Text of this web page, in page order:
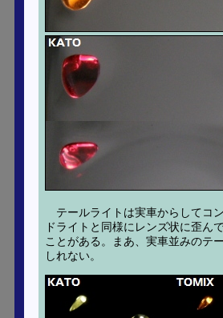
テールライトは実車からしてコ
ドライトと同様にレンズ状に歪ん
ことがある。まあ、実車並みのテ
しれない。